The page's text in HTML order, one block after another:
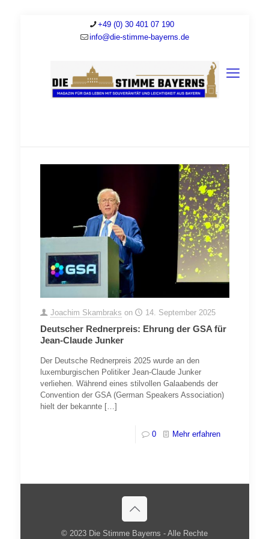
+49 (0) 30 401 07 190
info@die-stimme-bayerns.de
Joachim Skambraks on 14. September 2025
Deutscher Rednerpreis: Ehrung der GSA für
Jean-Claude Junker
Der Deutsche Rednerpreis 2025 wurde an den
luxemburgischen Politiker Jean-Claude Junker
verliehen. Während eines stilvollen Galaabends der
Convention der GSA (German Speakers Association)
hielt der bekannte[…]
0 Mehr erfahren
© 2023 Die Stimme Bayerns - Alle Rechte